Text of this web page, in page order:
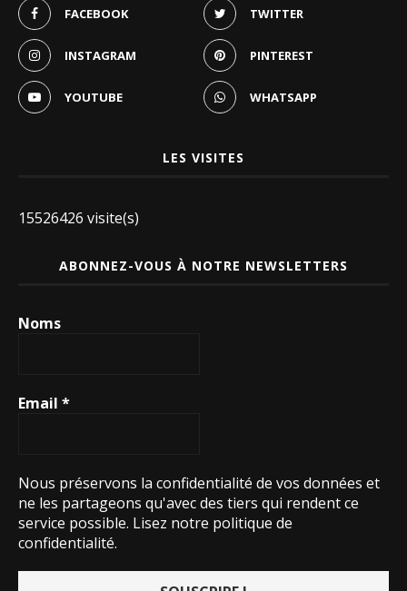
FACEBOOK TWITTER
INSTAGRAM PINTEREST
YOUTUBE WHATSAPP
LES VISITES
15526426 visite(s)
ABONNEZ-VOUS À NOTRE NEWSLETTERS
Noms
Email *
Nous préservons la confidentialité de vos données et
ne les partageons qu'avec des tiers qui rendent ce
service possible. Lisez notre politique de
confidentialité.